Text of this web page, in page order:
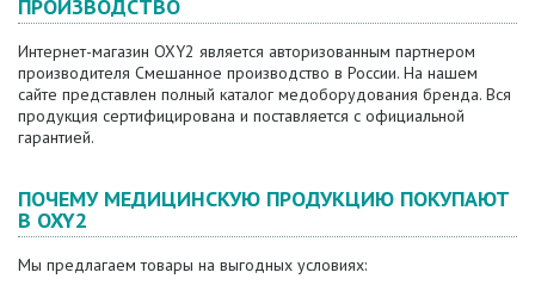
ПРОИЗВОДСТВО
Интернет-магазин OXY2 является авторизованным партнером
производителя Смешанное производство в России. На нашем
сайте представлен полный каталог медоборудования бренда. Вся
продукция сертифицирована и поставляется с официальной
гарантией.
ПОЧЕМУ МЕДИЦИНСКУЮ ПРОДУКЦИЮ ПОКУПАЮТ
В OXY2
Мы предлагаем товары на выгодных условиях: